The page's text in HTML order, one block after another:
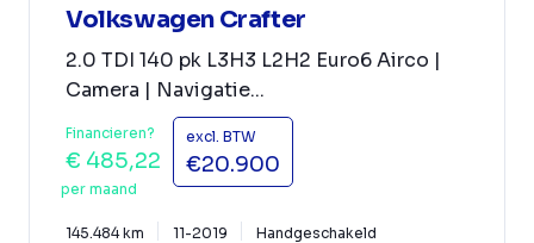
Volkswagen Crafter
2.0 TDI 140 pk L3H3 L2H2 Euro6 Airco |
Camera | Navigatie...
Financieren?
€ 485,22
per maand
excl. BTW
€20.900
145.484 km 11-2019 Handgeschakeld